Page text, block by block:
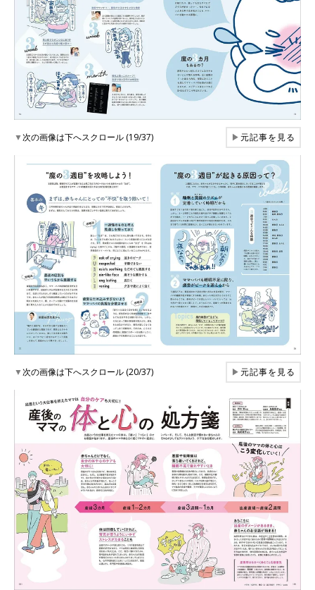
▼次の画像は下へスクロール (19/37) ▶元記事を見る
▼次の画像は下へスクロール (20/37) ▶元記事を見る